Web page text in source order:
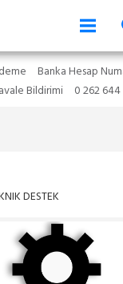
Banka Hesap
Bildirimi 0 262 644
DESTEK